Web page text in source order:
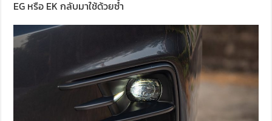
EG หรือ EK กลับมาใช้ด้วยซ้ำ